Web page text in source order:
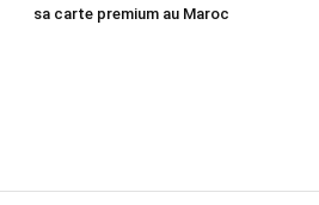
sa carte premium au Maroc